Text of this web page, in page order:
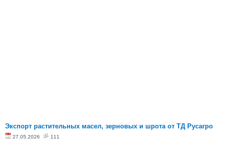
Экспорт растительных масел, зерновых и шрота от ТД Русагро
27.05.2026 111